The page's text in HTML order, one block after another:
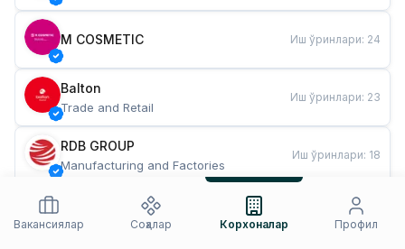
M COSMETIC Иш ўринлари: 24
Balton
Trade and Retail
Иш ўринлари: 23
RDB GROUP
Manufacturing and Factories
Иш ўринлари: 18
Restaurants and Fast Food
Иш ўринлари
Вакансиялар
Соҳалар Корхоналар Профил